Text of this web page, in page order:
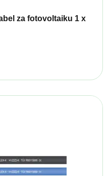
za fotovoltaiku 1 x